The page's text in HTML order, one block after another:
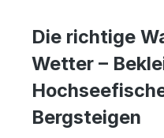
Die richtige
Wetter –
Bergsteigen